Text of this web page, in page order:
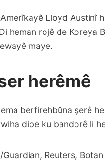
Lloyd Austinî
heman rojê de Koreya
maye.
herêmê
berfirehbûna şerê
dibe ku bandorê li
Reuters,